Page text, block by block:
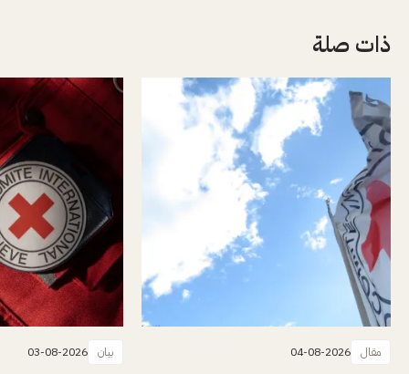
ذات صلة
مقال 04-08-2026 بيان 03-08-2026